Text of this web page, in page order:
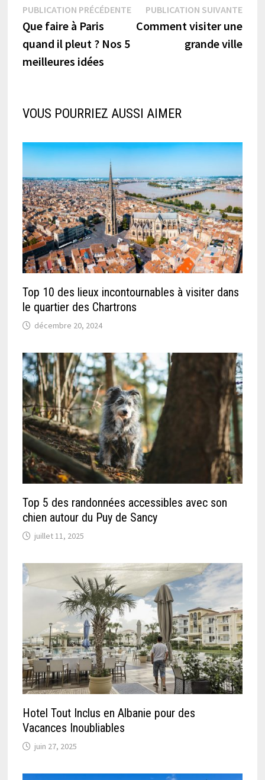
Navigation
de
l’article
PUBLICATION PRÉCÉDENTEPublication
précédente :
Que faire à Paris
quand il pleut ? Nos 5
meilleures idées
PUBLICATION SUIVANTE
Comment visiter une
grande ville
VOUS POURRIEZ AUSSI AIMER
Top 10 des lieux incontournables à visiter dans
le quartier des Chartrons
décembre 20, 2024
Top 5 des randonnées accessibles avec son
chien autour du Puy de Sancy
juillet 11, 2025
Hotel Tout Inclus en Albanie pour des
Vacances Inoubliables
juin 27, 2025